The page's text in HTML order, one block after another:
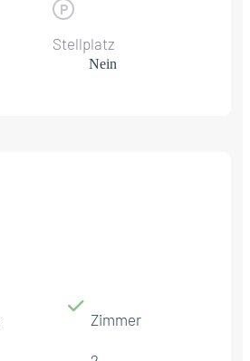
Stellplatz
Nein
Zimmer